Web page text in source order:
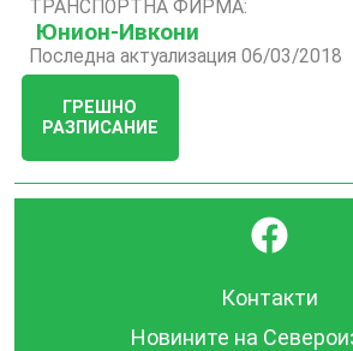
ТРАНСПОРТНА ФИРМА:
Юнион-Ивкони
Последна актуализация 06/03/2018
ГРЕШНО
РАЗПИСАНИЕ
}
Контакти
Новините на